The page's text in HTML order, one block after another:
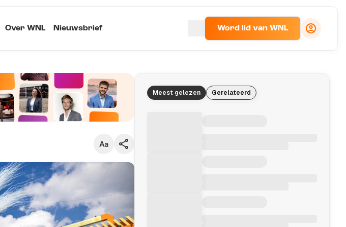
Over WNL Nieuwsbrief Word lid van WNL
Standaard
Groot
Meest gelezen Gerelateerd